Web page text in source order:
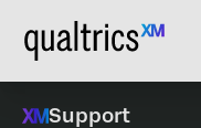
Support